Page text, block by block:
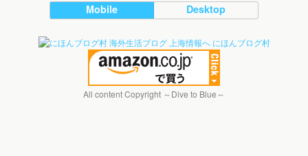
Mobile Desktop
にほんブログ村
All content Copyright ～Dive to Blue～